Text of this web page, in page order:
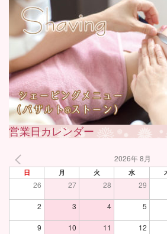
営業日カレンダー
2026年 8月
日 月 火 水
26 27 28 29
2 3 4 5
9 10 11 12